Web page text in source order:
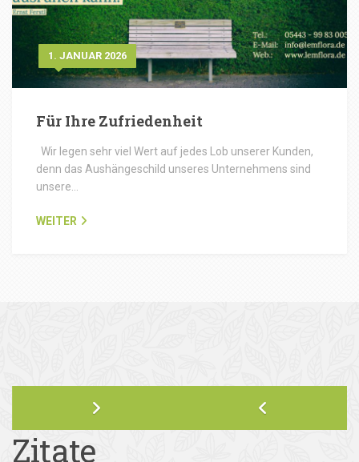
1. JANUAR 2026
Für Ihre Zufriedenheit
Wir legen sehr viel Wert auf jedes Lob unserer Kunden,
denn das Aushängeschild unseres Unternehmens sind
unsere…
WEITER
Zitate